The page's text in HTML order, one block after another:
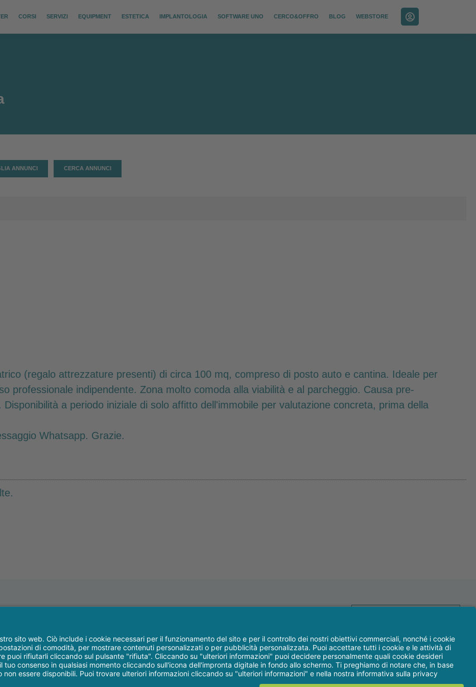
CORSI SERVIZI EQUIPMENT ESTETICA IMPLANTOLOGIA SOFTWARE UNO CERCO&OFFRO BLOG WEBSTORE
ANNUNCI CERCA ANNUNCI
(regalo attrezzature presenti) di circa 100 mq, compreso di posto auto e cantina. Ideale per
professionale indipendente. Zona molto comoda alla viabilità e al parcheggio. Causa pre-
a periodo iniziale di solo affitto dell'immobile per valutazione concreta, prima della
Whatsapp. Grazie.
Per tutto
Packet
CONTATTACI
-Privacy & Cookie- Disclaimer- Dati societari-Contratto personalizzato-Assistenza / Contatti